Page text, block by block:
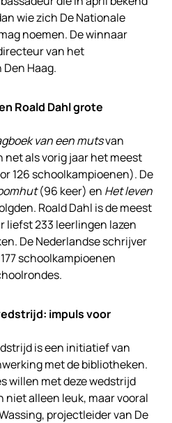
wie zich De Nationale
noemen. De winnaar
van het
Haag.
Roald Dahlgrote
van een mutsvan
net als vorig jaar het meest
126 schoolkampioenen). De
(96 keer) en Het leven
Roald Dahl is de meest
liefst 233 leerlingen lazen
De Nederlandse schrijver
schoolkampioenen
impuls voor
is een initiatief van
met de bibliotheken.
willen met deze wedstrijd
alleen leuk, maar vooral
projectleider van De